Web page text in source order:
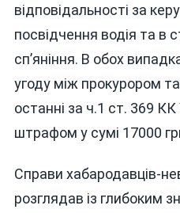
відповідальності за
посвідчення водія та в
сп’яніння. В обох
угоду між прокурором
останні за ч.1 ст. 369 КК
штрафом у сумі 17000
Справи хабародавців-
розглядав із глибоким